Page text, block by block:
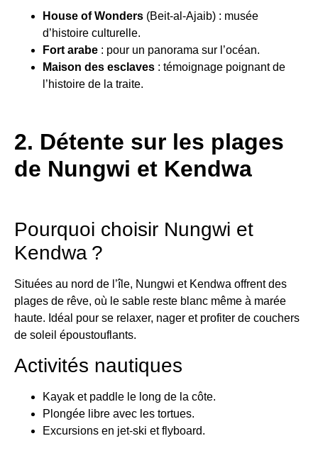
House of Wonders (Beit-al-Ajaib) : musée
d’histoire culturelle.
Fort arabe : pour un panorama sur l’océan.
Maison des esclaves : témoignage poignant de
l’histoire de la traite.
2. Détente sur les plages
de Nungwi et Kendwa
Pourquoi choisir Nungwi et
Kendwa ?
Situées au nord de l’île, Nungwi et Kendwa offrent des
plages de rêve, où le sable reste blanc même à marée
haute. Idéal pour se relaxer, nager et profiter de couchers
de soleil époustouflants.
Activités nautiques
Kayak et paddle le long de la côte.
Plongée libre avec les tortues.
Excursions en jet-ski et flyboard.